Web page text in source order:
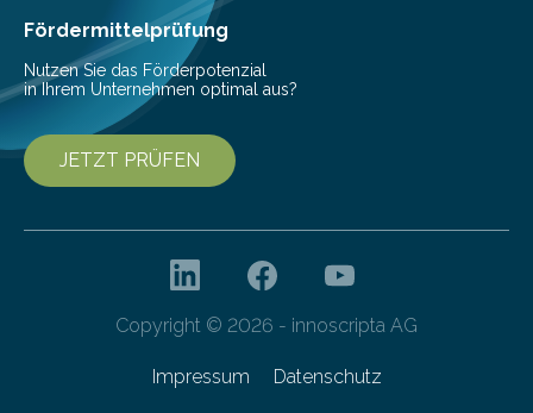
Fördermittelprüfung
Nutzen Sie das Förderpotenzial
in Ihrem Unternehmen optimal aus?
JETZT PRÜFEN
Copyright © 2026 - innoscripta AG
Impressum Datenschutz